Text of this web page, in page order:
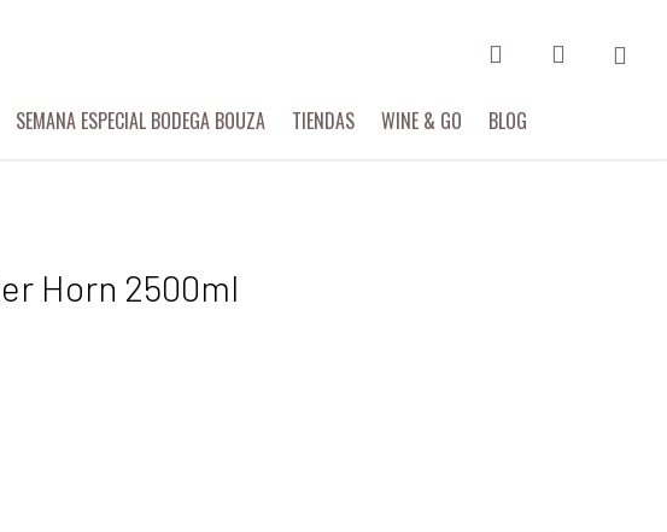
SEMANA ESPECIAL BODEGA BOUZA TIENDAS WINE & GO BLOG
Horn 2500ml